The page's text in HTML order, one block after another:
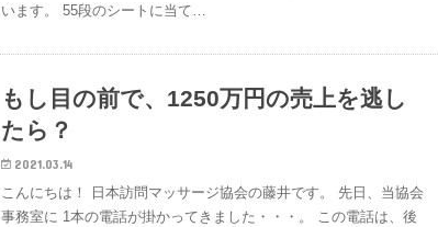
います。 55段のシートに当て…
もし目の前で、1250万円の売上を逃し
たら？
2021.03.14
こんにちは！ 日本訪問マッサージ協会の藤井です。 先日、当協会
事務室に 1本の電話が掛かってきました・・・。 この電話は、後